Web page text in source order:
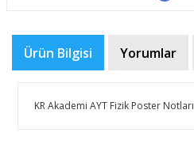
Ürün Bilgisi Yorumlar
KR Akademi AYT Fizik Poster Notları